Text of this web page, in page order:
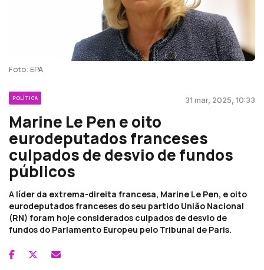
Foto: EPA
POLÍTICA 31 mar, 2025, 10:33
Marine Le Pen e oito
eurodeputados franceses
culpados de desvio de fundos
públicos
A líder da extrema-direita francesa, Marine Le Pen, e oito
eurodeputados franceses do seu partido União Nacional
(RN) foram hoje considerados culpados de desvio de
fundos do Parlamento Europeu pelo Tribunal de Paris.